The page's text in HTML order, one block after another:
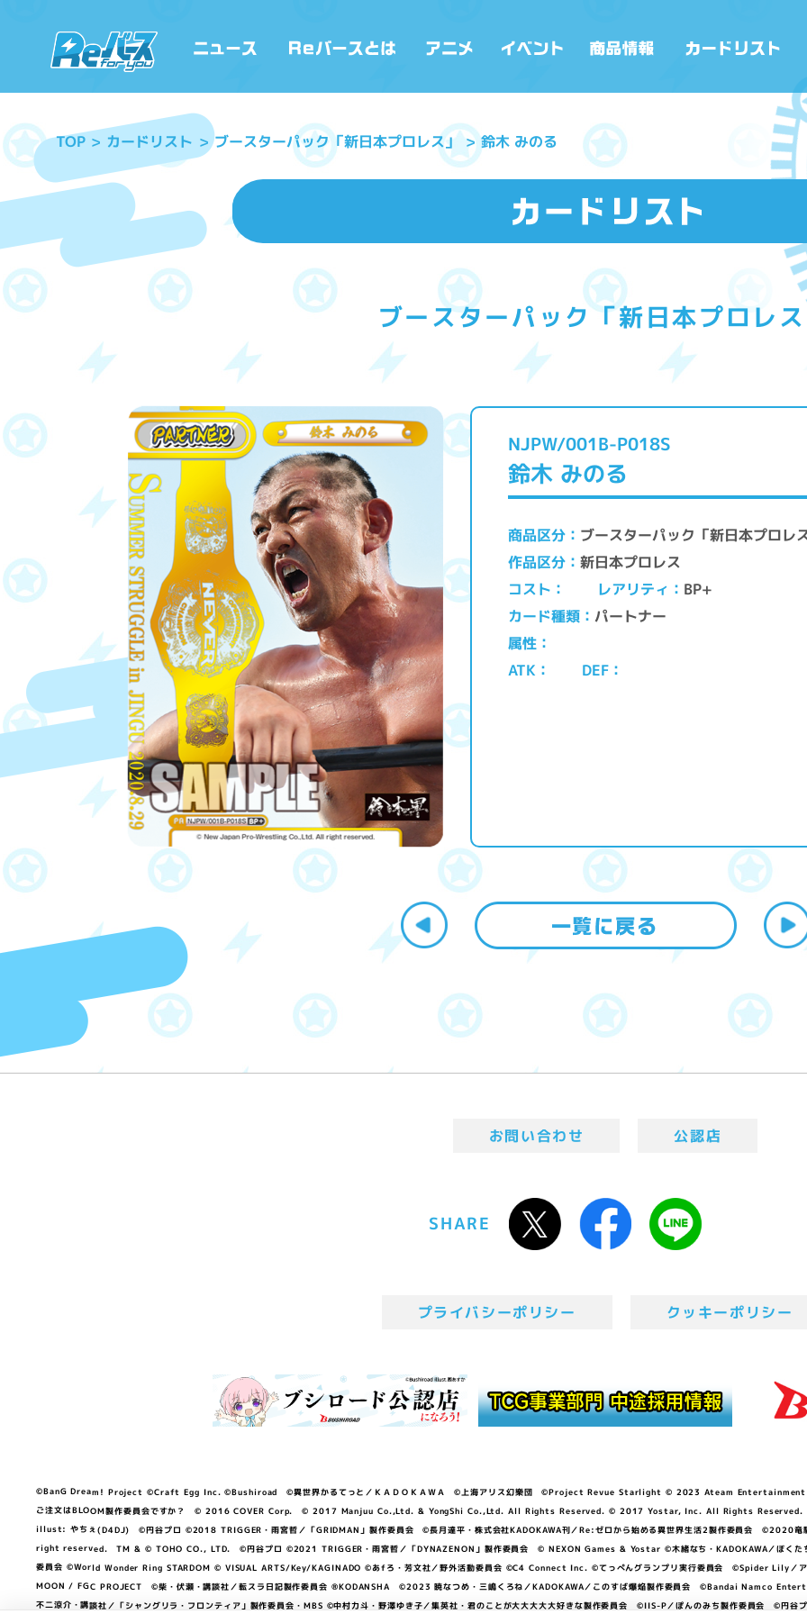
TOP カードリスト ブースターパック「新日本プロレス」 鈴木 みのる
ブースターパック「新日本プロレ
NJPW/001B-P018S
鈴木 みのる
商品区分 ブースターパック「新日本プロレ
作品区分 新日本プロレス
コスト レアリティ BP+
カード種類 パートナー
属性
ATK DEF
お問い合わせ 公認店
SHARE
プライバシーポリシー クッキーポリシー
©BanG Dream! Project ©Craft Egg Inc. ©Bushiroad ©異世界かるてっと／ＫＡＤＯＫＡＷＡ ©上海アリス幻樂団 ©Project Revue Starlight © 2023 Ateam
ご注文はBLOOM製作委員会ですか？ © 2016 COVER Corp. © 2017 Manjuu Co.,Ltd. & YongShi Co.,Ltd. All Rights Reserved. © 2017 Yostar, Inc. All Rights
illust: やちぇ(D4DJ) ©円谷プロ ©2018 TRIGGER・雨宮哲／「GRIDMAN」製作委員会 ©長月達平・株式会社KADOKAWA刊／Re:ゼロから始める異世界生活2製作委員会 ©2020竜
right reserved. TM & © TOHO CO., LTD. ©円谷プロ ©2021 TRIGGER・雨宮哲／「DYNAZENON」製作委員会 © NEXON Games & Yostar ©木緒なち・KADOKAWA／ぼくたち
委員会 ©World Wonder Ring STARDOM © VISUAL ARTS/Key/KAGINADO ©あfろ・芳文社／野外活動委員会 ©C4 Connect Inc. ©てっぺんグランプリ実行委員会 ©Spider Lily／
MOON / FGC PROJECT ©柴・伏瀬・講談社／転スラ日記製作委員会 ®KODANSHA ©2023 暁なつめ・三嶋くろね／KADOKAWA／このすば爆焔製作委員会 ©Bandai
不二涼介・講談社／「シャングリラ・フロンティア」製作委員会・MBS ©中村力斗・野澤ゆき子／集英社・君のことが大大大大大好きな製作委員会 ©IIS-P／ぽんのみち製作委員会 ©円